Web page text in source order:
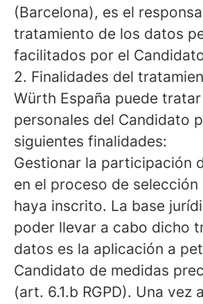
(Barcelona), es el
tratamiento de los datos
facilitados por el
2. Finalidades del
Würth España puede
personales del Candidato
siguientes finalidades:
Gestionar la participación
en el proceso de selección
haya inscrito. La base
poder llevar a cabo dicho
datos es la aplicación a
Candidato de medidas
(art. 6.1.b RGPD). Una vez